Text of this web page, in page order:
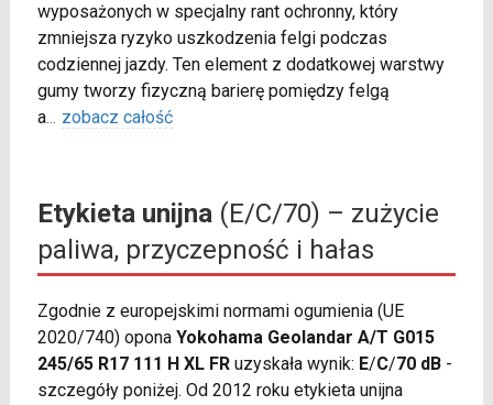
wyposażonych w specjalny rant ochronny, który
zmniejsza ryzyko uszkodzenia felgi podczas
codziennej jazdy. Ten element z dodatkowej warstwy
gumy tworzy fizyczną barierę pomiędzy felgą
a... zobacz całość
Etykieta unijna(E/C/70) – zużycie
paliwa, przyczepność i hałas
Zgodnie z europejskimi normami ogumienia (UE
2020/740) opona Yokohama Geolandar A/T G015
245/65 R17 111 H XL FRuzyskała wynik: E/C/70 dB-
szczegóły poniżej. Od 2012 roku etykieta unijna